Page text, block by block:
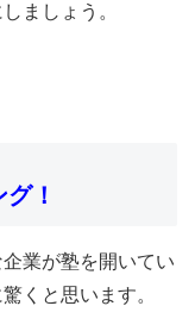
ましょう。
！
業が塾を開いてい
くと思います。